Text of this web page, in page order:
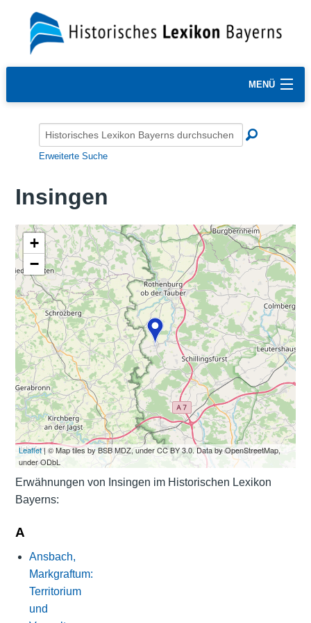
MENÜ
Erweiterte Suche
Insingen
+
−
Leaflet| © Map tiles by BSB MDZ, under CC BY 3.0. Data by OpenStreetMap,
under ODbL
Erwähnungen von Insingen im Historischen Lexikon
Bayerns:
A
Ansbach,
Markgraftum:
Territorium
und